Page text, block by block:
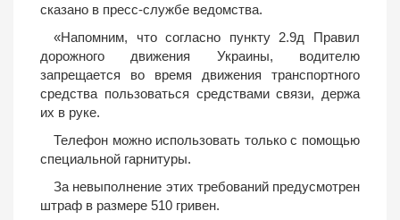
сказано в пресс-службе ведомства.
«Напомним, что согласно пункту 2.9д Правил
дорожного движения Украины, водителю
запрещается во время движения транспортного
средства пользоваться средствами связи, держа
их в руке.
Телефон можно использовать только с помощью
специальной гарнитуры.
За невыполнение этих требований предусмотрен
штраф в размере 510 гривен.